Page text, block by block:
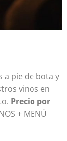
a pie de bota y
vinos en
Precio por
+ MENÚ